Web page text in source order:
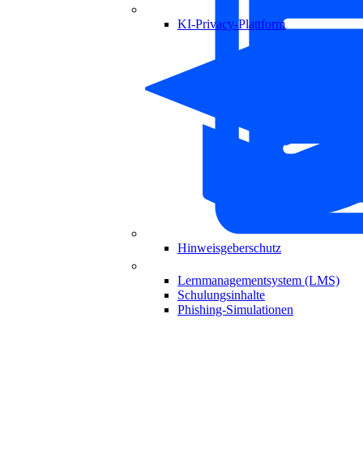
Hinweisgeberschutz
KI-Privacy-Plattform
Lernmanagementsystem (LMS)
Schulungsinhalte
Phishing-Simulationen